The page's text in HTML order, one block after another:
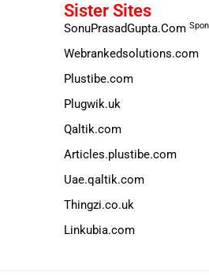
Sister Sites
SonuPrasadGupta.Com
Webrankedsolutions.com
Plustibe.com
Plugwik.uk
Qaltik.com
Articles.plustibe.com
Uae.qaltik.com
Thingzi.co.uk
Linkubia.com